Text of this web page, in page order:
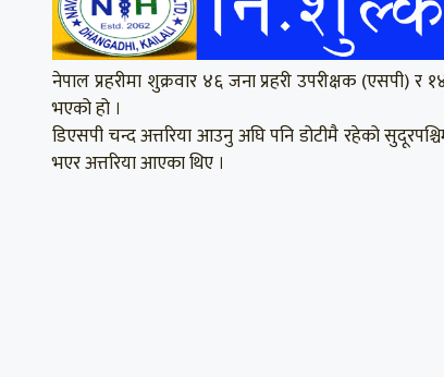
नेपाल प्रहरीमा शुक्रवार ४६ जना प्रहरी उपरीक्षक (एसपी)
भएको हो ।
डिएसपी चन्द अत्तरिया आउनु अघि पनि डोटीमै रहेको
भएर अत्तरिया आएका थिए ।